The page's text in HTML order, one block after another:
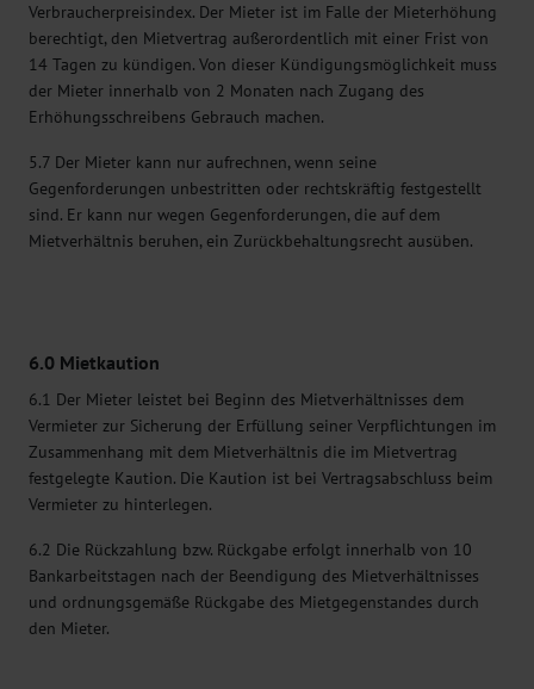
Verbraucherpreisindex. Der Mieter ist im Falle der Mieterhöhung
berechtigt, den Mietvertrag außerordentlich mit einer Frist von
14 Tagen zu kündigen. Von dieser Kündigungsmöglichkeit muss
der Mieter innerhalb von 2 Monaten nach Zugang des
Erhöhungsschreibens Gebrauch machen.
5.7 Der Mieter kann nur aufrechnen, wenn seine
Gegenforderungen unbestritten oder rechtskräftig festgestellt
sind. Er kann nur wegen Gegenforderungen, die auf dem
Mietverhältnis beruhen, ein Zurückbehaltungsrecht ausüben.
6.0 Mietkaution
6.1 Der Mieter leistet bei Beginn des Mietverhältnisses dem
Vermieter zur Sicherung der Erfüllung seiner Verpflichtungen im
Zusammenhang mit dem Mietverhältnis die im Mietvertrag
festgelegte Kaution. Die Kaution ist bei Vertragsabschluss beim
Vermieter zu hinterlegen.
6.2 Die Rückzahlung bzw. Rückgabe erfolgt innerhalb von 10
Bankarbeitstagen nach der Beendigung des Mietverhältnisses
und ordnungsgemäße Rückgabe des Mietgegenstandes durch
den Mieter.